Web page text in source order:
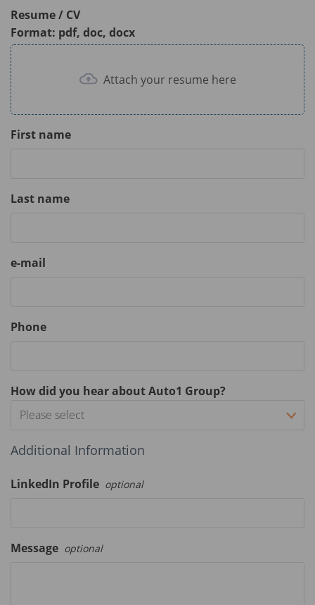
Resume / CV
Format: pdf, doc, docx
Attach your resume here
First name
Last name
e-mail
Phone
How did you hear about Auto1 Group?
Please select
Additional Information
LinkedIn Profile optional
Message optional